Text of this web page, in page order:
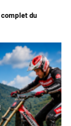
complet du